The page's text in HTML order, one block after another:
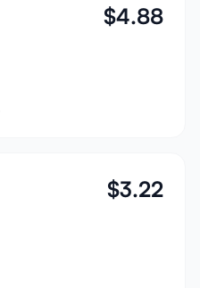
$4.88
$3.22